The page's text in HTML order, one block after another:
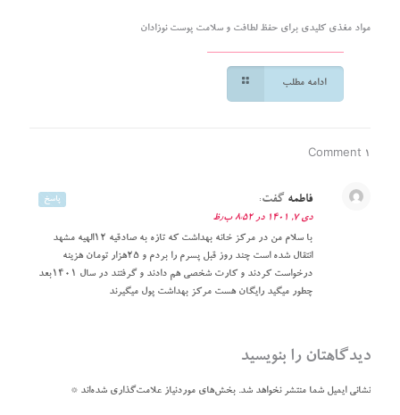
مواد مغذی کلیدی برای حفظ لطافت و سلامت پوست نوزادان
ادامه مطلب
1 Comment
فاطمه گفت:
دی ۷, ۱۴۰۱ در ۸:۵۲ ب٫ظ
با سلام من در مرکز خانه بهداشت که تازه به صادقیه ۱۲الهیه مشهد
انتقال شده است چند روز قبل پسرم را بردم و ۲۵هزار تومان هزینه
درخواست کردند و کارت شخصی هم دادند و گرفتند در سال ۱۴۰۱بعد
چطور میگید رایگان هست مرکز بهداشت پول میگیرند
پاسخ
دیدگاهتان را بنویسید
نشانی ایمیل شما منتشر نخواهد شد. بخش‌های موردنیاز علامت‌گذاری شده‌اند *